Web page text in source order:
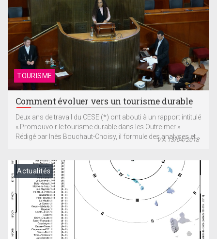
TOURISME
Comment évoluer vers un tourisme durable
Deux ans de travail du CESE (*) ont abouti à un rapport intitulé
« Promouvoir le tourisme durable dans les Outre-mer ».
Rédigé par Inès Bouchaut-Choisy, il formule des analyses et...
V.A 13/04/2018
Actualités